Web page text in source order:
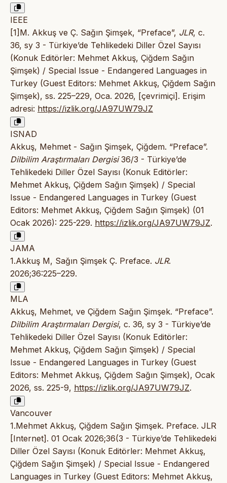
IEEE
[1]M. Akkuş ve Ç. Sağın Şimşek, “Preface”, JLR, c.
36, sy 3 - Türkiye’de Tehlikedeki Diller Özel Sayısı
(Konuk Editörler: Mehmet Akkuş, Çiğdem Sağın
Şimşek) / Special Issue - Endangered Languages in
Turkey (Guest Editors: Mehmet Akkuş, Çiğdem Sağın
Şimşek), ss. 225–229, Oca. 2026, [çevrimiçi]. Erişim
adresi: https://izlik.org/JA97UW79JZ
ISNAD
Akkuş, Mehmet - Sağın Şimşek, Çiğdem. “Preface”.
Dilbilim Araştırmaları Dergisi36/3 - Türkiye’de
Tehlikedeki Diller Özel Sayısı (Konuk Editörler:
Mehmet Akkuş, Çiğdem Sağın Şimşek) / Special
Issue - Endangered Languages in Turkey (Guest
Editors: Mehmet Akkuş, Çiğdem Sağın Şimşek) (01
Ocak 2026): 225-229. https://izlik.org/JA97UW79JZ.
JAMA
1.Akkuş M, Sağın Şimşek Ç. Preface. JLR.
2026;36:225–229.
MLA
Akkuş, Mehmet, ve Çiğdem Sağın Şimşek. “Preface”.
Dilbilim Araştırmaları Dergisi, c. 36, sy 3 - Türkiye’de
Tehlikedeki Diller Özel Sayısı (Konuk Editörler:
Mehmet Akkuş, Çiğdem Sağın Şimşek) / Special
Issue - Endangered Languages in Turkey (Guest
Editors: Mehmet Akkuş, Çiğdem Sağın Şimşek), Ocak
2026, ss. 225-9, https://izlik.org/JA97UW79JZ.
Vancouver
1.Mehmet Akkuş, Çiğdem Sağın Şimşek. Preface. JLR
[Internet]. 01 Ocak 2026;36(3 - Türkiye’de Tehlikedeki
Diller Özel Sayısı (Konuk Editörler: Mehmet Akkuş,
Çiğdem Sağın Şimşek) / Special Issue - Endangered
Languages in Turkey (Guest Editors: Mehmet Akkuş,